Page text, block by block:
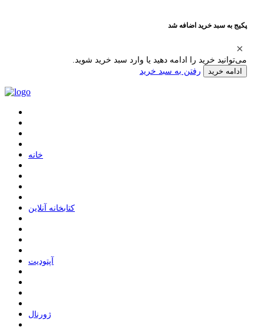
پکیج به سبد خرید اضافه شد
می‌توانید خرید را ادامه دهید یا وارد سبد خرید شوید.
ادامه خرید رفتن به سبد خرید
ﺧﺎﻧﻪ
ﮐﺘﺎﺑﺨﺎﻧﻪ ﺁﻧﻼﯾﻦ
ﺁﭘﺘﻮﺩﯾﺖ
ﮊﻭﺭﻧﺎﻝ